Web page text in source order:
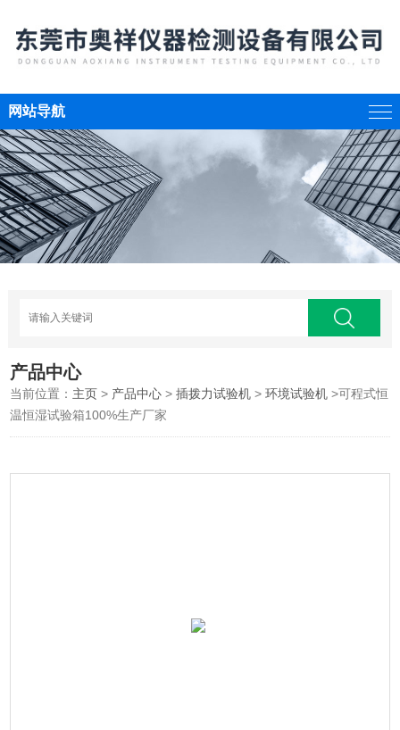
网站导航
产品中心
当前位置： 主页 > 产品中心 >插拨力试验机 >环境试验机 >可程式恒
温恒湿试验箱100%生产厂家